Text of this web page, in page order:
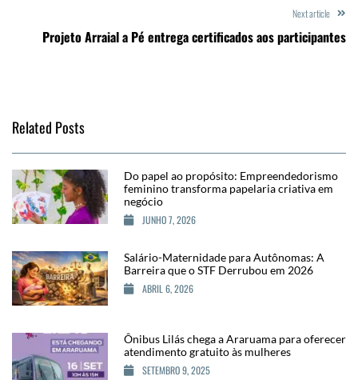
Next article
Projeto Arraial a Pé entrega certificados aos participantes
Related Posts
Do papel ao propósito: Empreendedorismo
feminino transforma papelaria criativa em
negócio
JUNHO 7, 2026
Salário-Maternidade para Autônomas: A
Barreira que o STF Derrubou em 2026
ABRIL 6, 2026
Ônibus Lilás chega a Araruama para oferecer
atendimento gratuito às mulheres
SETEMBRO 9, 2025